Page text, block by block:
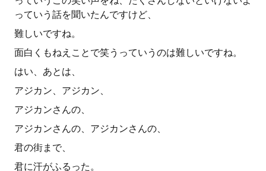
っていう話を聞いたんですけど、
難しいですね。
面白くもねえことで笑うっていうのは難しいですね。
はい、あとは、
アジカン、アジカン、
アジカンさんの、
アジカンさんの、アジカンさんの、
君の街まで、
君に汗がふるった。